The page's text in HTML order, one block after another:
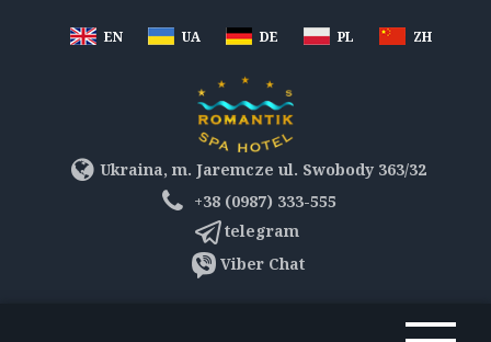
EN UA DE PL ZH
Ukraina, m. Jaremcze ul. Swobody 363/32
+38 (0987) 333-555
telegram
Viber Chat